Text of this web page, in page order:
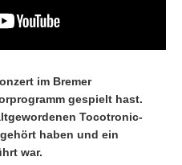
im Bremer
gespielt hast.
Tocotronic-
haben und ein
war.